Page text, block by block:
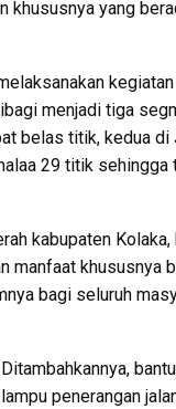
khususnya yang
kegiatan
menjadi tiga
belas titik, kedua di
29 titik sehingga
kabupaten
manfaat khususnya
bagi seluruh
Ditambahkannya,
lampu penerangan